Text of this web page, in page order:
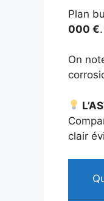
Plan
000 €
On
clair